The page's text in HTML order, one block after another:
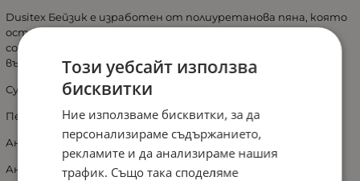
Dusitex Бейзик е изработен от полиуретанова пяна, която
остава притежава качеството да остава здрава и
солидна, при продължителна употреба. Тя е еластична и
възстановяваща своята форма.
Супер изолиращ
Пере се при 40 С
Анти-алергичен
Анти-акарен
Този уебсайт използва
бисквитки
Ние използваме бисквитки, за да
персонализираме съдържанието,
рекламите и да анализираме нашия
трафик. Също така споделяме